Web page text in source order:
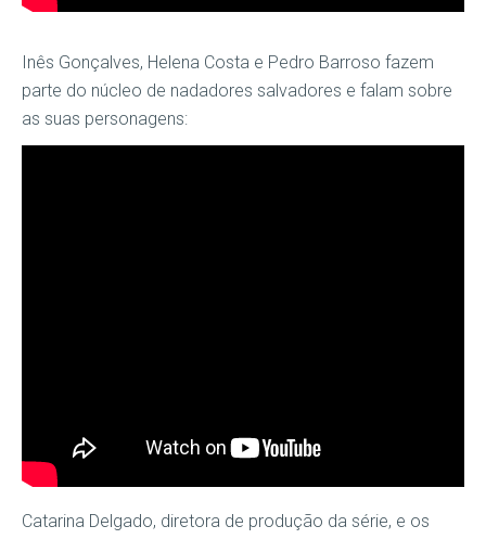
Inês Gonçalves, Helena Costa e Pedro Barroso fazem
parte do núcleo de nadadores salvadores e falam sobre
as suas personagens:
Catarina Delgado, diretora de produção da série, e os